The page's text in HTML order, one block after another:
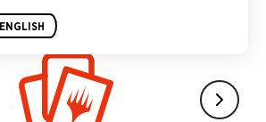
TAILLE DE DECK
ENGLISH